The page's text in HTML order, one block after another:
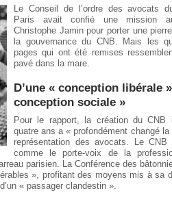
Le Conseil de l’ordre des avocats
Paris avait confié une mission
Christophe Jamin pour porter une
la gouvernance du CNB. Mais les
pages qui ont été remises
pavé dans la mare.
D’une « conception libérale
conception sociale »
Pour le rapport, la création du
quatre ans a « profondément changé la
représentation des avocats. Le CNB
comme le porte-voix de la
parisien. La Conférence des
», profitant des moyens mis à sa
« passager clandestin ».